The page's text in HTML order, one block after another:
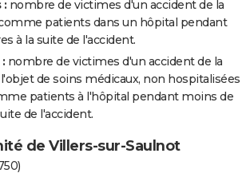
: nombre de victimes d'un accident de la
patients dans un hôpital pendant
à la suite de l'accident.
nombre de victimes d'un accident de la
de soins médicaux, non hospitalisées
patients à l'hôpital pendant moins de
de l'accident.
de Villers-sur-Saulnot